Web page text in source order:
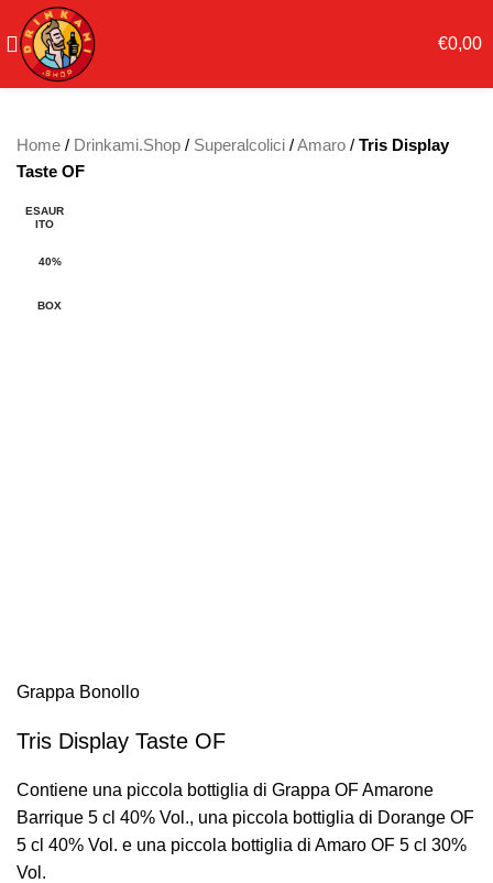
€0,00
Home / Drinkami.Shop / Superalcolici /Amaro / Tris Display
Taste OF
ESAUR
ITO
40%
BOX
Grappa Bonollo
Tris Display Taste OF
Contiene una piccola bottiglia di Grappa OF Amarone
Barrique 5 cl 40% Vol., una piccola bottiglia di Dorange OF
5 cl 40% Vol. e una piccola bottiglia di Amaro OF 5 cl 30%
Vol.